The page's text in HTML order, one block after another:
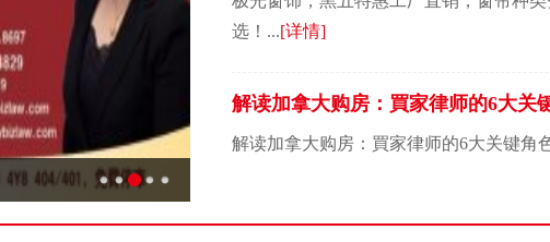
选！...[详情]
解读加拿大购房：買家律师的6大关
解读加拿大购房：買家律师的6大关键角